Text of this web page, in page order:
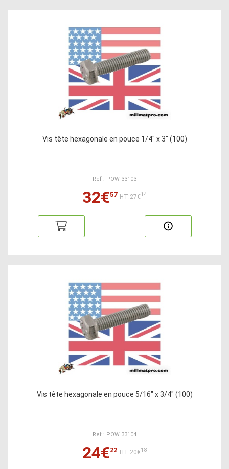
Vis tête hexagonale en pouce 1/4" x 3" (100)
Ref : POW 33103
32€57 HT:27€14
Vis tête hexagonale en pouce 5/16" x 3/4" (100)
Ref : POW 33104
24€22 HT:20€18